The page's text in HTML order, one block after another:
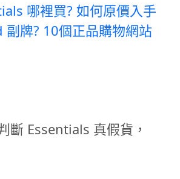
哪裡買? 如何原價入手
副牌? 10個正品購物網站
斷 Essentials 真假貨，